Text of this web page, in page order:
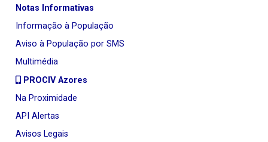
Notas Informativas
Informação à População
Aviso à População por SMS
Multimédia
PROCIV Azores
Na Proximidade
API Alertas
Avisos Legais